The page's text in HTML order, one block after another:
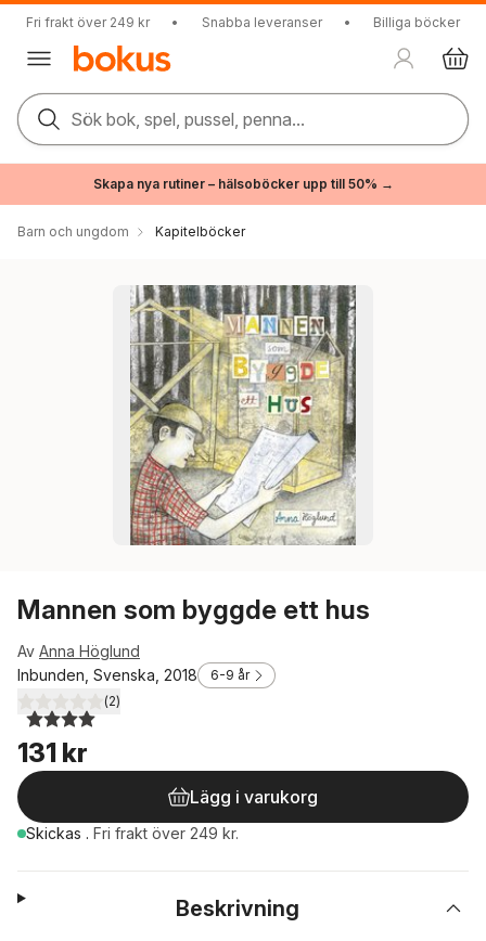
Fri frakt över 249 kr • Snabba leveranser • Billiga böcker
Sök bok, spel, pussel, penna...
Skapa nya rutiner – hälsoböcker upp till 50% →
Barn och ungdom Kapitelböcker
Mannen som byggde ett hus
Av Anna Höglund
Inbunden, Svenska, 2018
6-9 år
4,0utav 5 stjärnor. Totalt antal röster:
(2)
131 kr
Lägg i varukorg
Skickas . Fri frakt över 249 kr.
Beskrivning